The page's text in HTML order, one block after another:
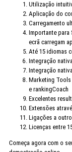
Utilização
Aplicação do
Carregamento
Importante para
ecrã carregam
Até 15 idiomas
Integração
Integração
Marketing
e rankingCoach
Excelentes
Extensões
Ligações a
Licenças entre
Começa agora com o